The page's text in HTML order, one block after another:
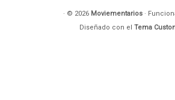
· © 2026 Moviementarios ·
Diseñado con el Tema